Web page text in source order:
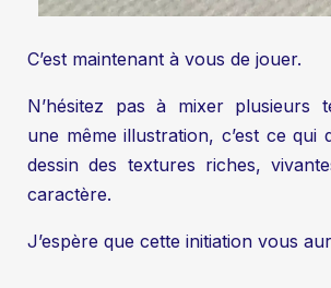
C’est maintenant à vous de jouer.
N’hésitez pas à mixer plusieurs
une même illustration, c’est ce qui
dessin des textures riches,
caractère.
J’espère que cette initiation vous